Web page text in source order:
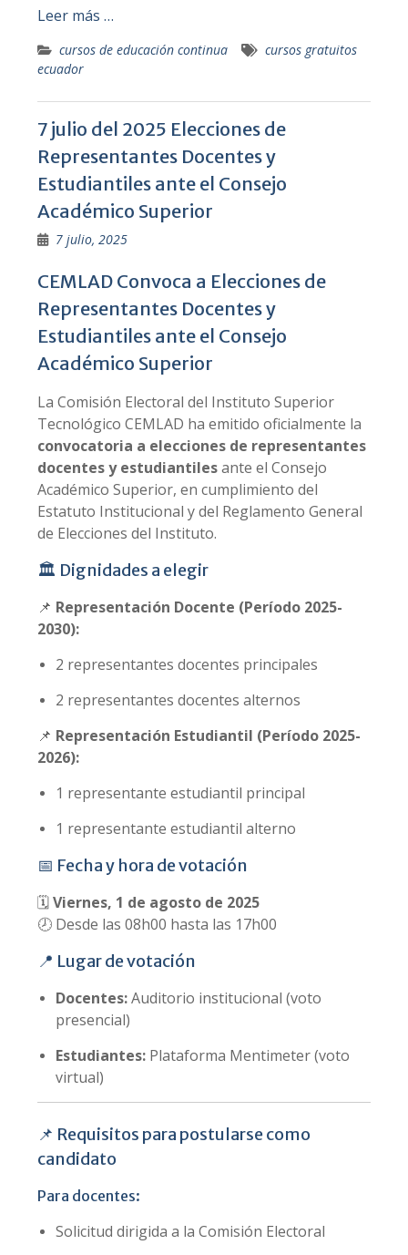
Leer más …
cursos de educación continua
cursos gratuitos
ecuador
7 julio del 2025 Elecciones de
Representantes Docentes y
Estudiantiles ante el Consejo
Académico Superior
7 julio, 2025
CEMLAD Convoca a Elecciones de
Representantes Docentes y
Estudiantiles ante el Consejo
Académico Superior
La Comisión Electoral del Instituto Superior
Tecnológico CEMLAD ha emitido oficialmente la
convocatoria a elecciones de representantes
docentes y estudiantilesante el Consejo
Académico Superior, en cumplimiento del
Estatuto Institucional y del Reglamento General
de Elecciones del Instituto.
🏛️ Dignidades a elegir
📌 Representación Docente (Período 2025-
2030):
2 representantes docentes principales
2 representantes docentes alternos
📌 Representación Estudiantil (Período 2025-
2026):
1 representante estudiantil principal
1 representante estudiantil alterno
📅 Fecha y hora de votación
🗓️Viernes, 1 de agosto de 2025
🕗 Desde las 08h00 hasta las 17h00
📍 Lugar de votación
Docentes:Auditorio institucional (voto
presencial)
Estudiantes:Plataforma Mentimeter (voto
virtual)
📌 Requisitos para postularse como
candidato
Para docentes:
Solicitud dirigida a la Comisión Electoral